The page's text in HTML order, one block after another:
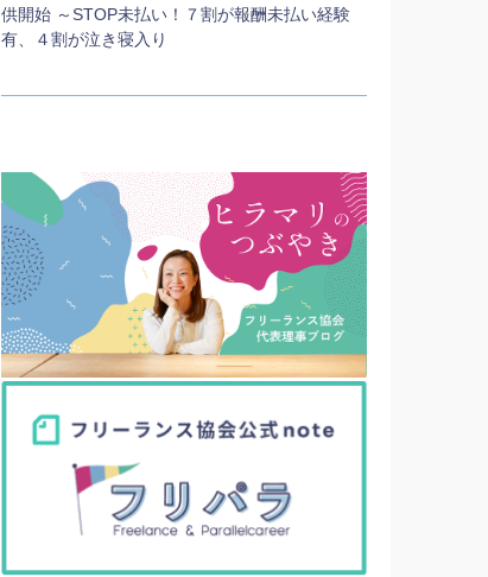
供開始 ～STOP未払い！７割が報酬未払い経験
有、４割が泣き寝入り